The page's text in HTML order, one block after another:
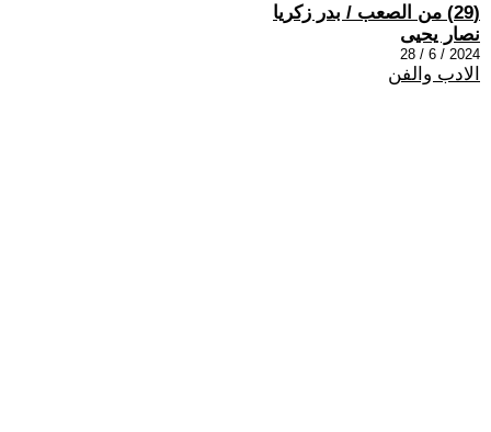
(29) من الصعب / بدر زكريا
نصار يحيى
2024 / 6 / 28
الادب والفن